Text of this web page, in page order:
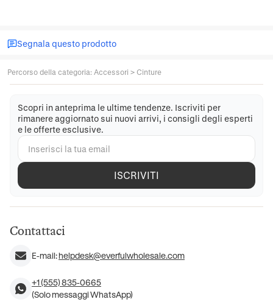
Segnala questo prodotto
Percorso della categoria: Accessori > Cinture
Scopri in anteprima le ultime tendenze. Iscriviti per
rimanere aggiornato sui nuovi arrivi, i consigli degli esperti
e le offerte esclusive.
ISCRIVITI
Contattaci
E-mail:helpdesk@everfulwholesale.com
+1 (555) 835-0665
(Solo messaggi WhatsApp)